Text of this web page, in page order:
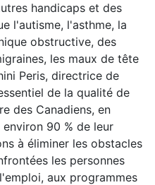
handicaps et des
l'autisme, l'asthme, la
obstructive, des
les maux de tête
Peris, directrice de
de la qualité de
des Canadiens, en
90 % de leur
à éliminer les obstacles
les personnes
aux programmes